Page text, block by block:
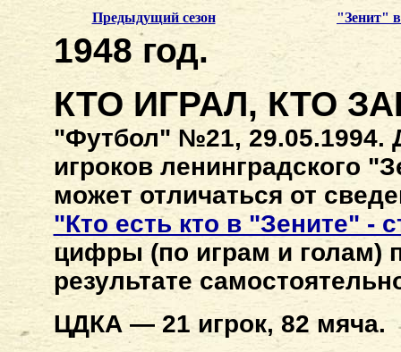
Предыдущий сезон "Зенит"
1948 год.
КТО ИГРАЛ, КТО
"Футбол" №21, 29.05.1994.
игроков ленинградского
может отличаться от
"Кто есть кто в "Зените" -
цифры (по играм и голам)
результате
ЦДКА — 21 игрок, 82 мяча.